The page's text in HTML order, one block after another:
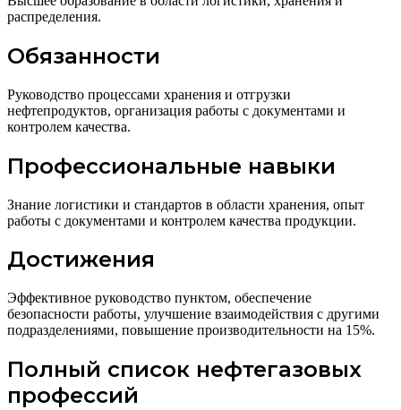
распределения.
Обязанности
Руководство процессами хранения и отгрузки
нефтепродуктов, организация работы с документами и
контролем качества.
Профессиональные навыки
Знание логистики и стандартов в области хранения, опыт
работы с документами и контролем качества продукции.
Достижения
Эффективное руководство пунктом, обеспечение
безопасности работы, улучшение взаимодействия с другими
подразделениями, повышение производительности на 15%.
Полный список нефтегазовых
профессий